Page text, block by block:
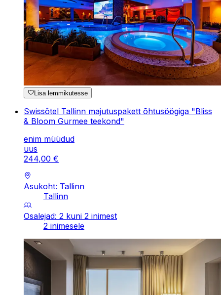
Lisa lemmikutesse
Swissôtel Tallinn majutuspakett õhtusöögiga "Bliss
& Bloom Gurmee teekond"
enim müüdud
uus
244,00 €
Asukoht: Tallinn
Tallinn
Osalejad: 2 kuni 2 inimest
2 inimesele